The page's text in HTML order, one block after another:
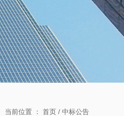
当前位置 ： 首页 / 中标公告